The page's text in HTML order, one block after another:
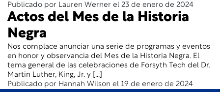
Publicado por Lauren Werner el 23 de enero de 2024
Actos del Mes de la Historia
Negra
Nos complace anunciar una serie de programas y eventos
en honor y observancia del Mes de la Historia Negra. El
tema general de las celebraciones de Forsyth Tech del Dr.
Martin Luther, King, Jr. y [...]
Publicado por Hannah Wilson el 19 de enero de 2024